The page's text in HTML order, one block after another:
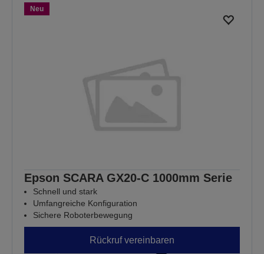
Neu
Epson SCARA GX20-C 1000mm Serie
Schnell und stark
Umfangreiche Konfiguration
Sichere Roboterbewegung
Rückruf vereinbaren